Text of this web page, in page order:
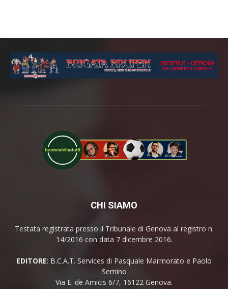
CHI SIAMO
Testata registrata presso il Tribunale di Genova al registro n.
14/2016 con data 7 dicembre 2016.
EDITORE: B.C.A.T. Services di Pasquale Marmorato e Paolo
Semino
Via E. de Amicis 6/7, 16122 Genova.